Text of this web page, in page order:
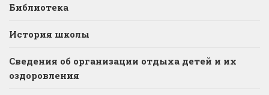
Библиотека
История школы
Сведения об организации отдыха детей и их
оздоровления